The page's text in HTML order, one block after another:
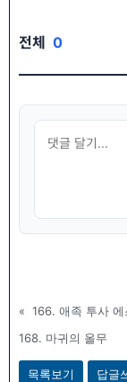
전체 0
« 166. 애족 투사 에
168. 마귀의 올무
목록보기 답글